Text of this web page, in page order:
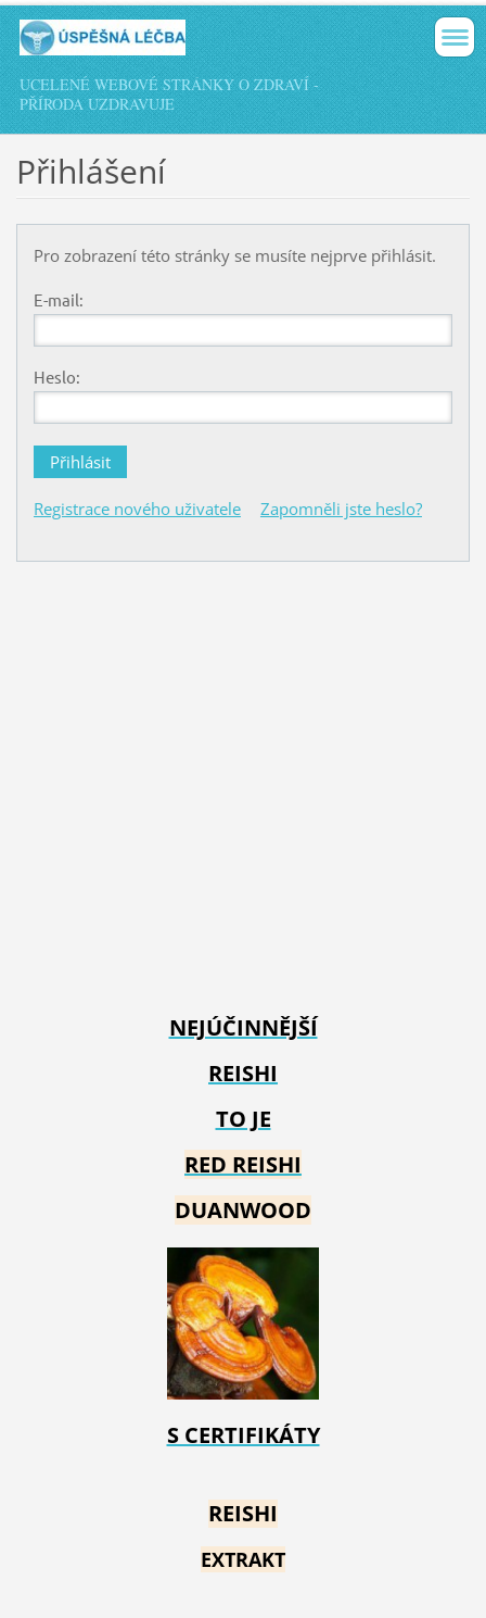
UCELENÉ WEBOVÉ STRÁNKY O ZDRAVÍ -
PŘÍRODA UZDRAVUJE
Přihlášení
Pro zobrazení této stránky se musíte nejprve přihlásit.
E-mail:
Heslo:
Registrace nového uživatele Zapomněli jste heslo?
NEJÚČINNĚJŠÍ
REISHI
TO JE
RED REISHI
DUANWOOD
S CERTIFIKÁTY
REISHI
EXTRAKT